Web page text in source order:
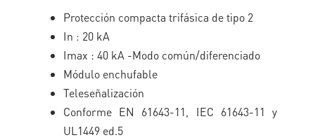
Protección compacta trifásica de tipo 2
In : 20 kA
Imax : 40 kA -Modo común/diferenciado
Módulo enchufable
Teleseñalización
Conforme EN 61643-11, IEC 61643-11 y
UL1449 ed.5